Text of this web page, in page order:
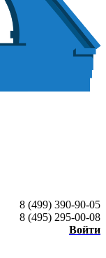
8 (499) 390-90-05
8 (495) 295-00-08
Войти